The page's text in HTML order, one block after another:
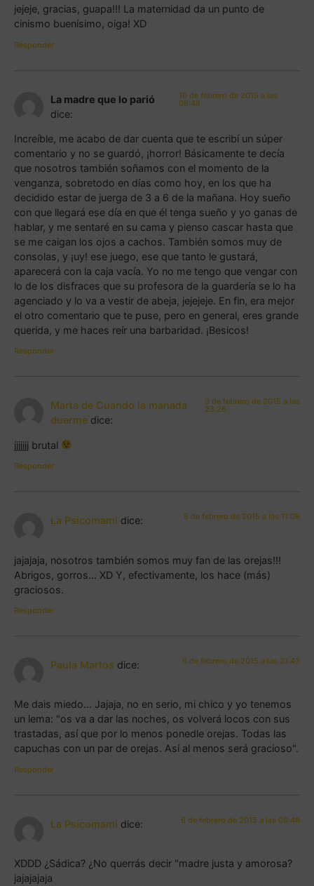
jejeje, gracias, guapa!!! La maternidad da un punto de
cinismo buenísimo, oiga! XD
Responder
La madre que lo parió
dice:
10 de febrero de 2015 a las
08:48
Increíble, me acabo de dar cuenta que te escribí un súper
comentario y no se guardó, ¡horror! Básicamente te decía
que nosotros también soñamos con el momento de la
venganza, sobretodo en días como hoy, en los que ha
decidido estar de juerga de 3 a 6 de la mañana. Hoy sueño
con que llegará ese día en que él tenga sueño y yo ganas de
hablar, y me sentaré en su cama y pienso cascar hasta que
se me caigan los ojos a cachos. También somos muy de
consolas, y ¡uy! ese juego, ese que tanto le gustará,
aparecerá con la caja vacía. Yo no me tengo que vengar con
lo de los disfraces que su profesora de la guardería se lo ha
agenciado y lo va a vestir de abeja, jejejeje. En fin, era mejor
el otro comentario que te puse, pero en general, eres grande
querida, y me haces reír una barbaridad. ¡Besicos!
Responder
Marta de Cuando la manada
duerme dice:
9 de febrero de 2015 a las
23:26
jjjjjjj brutal
Responder
La Psicomami dice: 8 de febrero de 2015 a las 11:08
jajajaja, nosotros también somos muy fan de las orejas!!!
Abrigos, gorros… XD Y, efectivamente, los hace (más)
graciosos.
Responder
Paula Martos dice: 6 de febrero de 2015 a las 21:43
Me dais miedo… Jajaja, no en serio, mi chico y yo tenemos
un lema: "os va a dar las noches, os volverá locos con sus
trastadas, así que por lo menos ponedle orejas. Todas las
capuchas con un par de orejas. Así al menos será gracioso".
Responder
La Psicomami dice: 6 de febrero de 2015 a las 08:48
XDDD ¿Sádica? ¿No querrás decir "madre justa y amorosa?
jajajajaja